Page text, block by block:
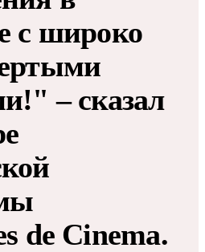
с широко
– сказал
de Cinema.